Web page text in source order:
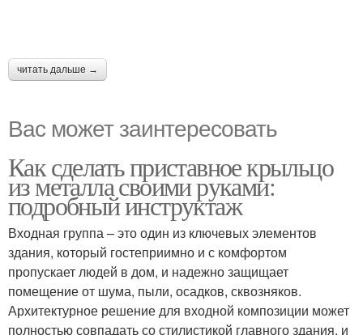
читать дальше →
Вас может заинтересовать
Как сделать приставное крыльцо
из металла своими руками:
подробный инструктаж
Входная группа – это один из ключевых элементов
здания, который гостеприимно и с комфортом
пропускает людей в дом, и надежно защищает
помещение от шума, пыли, осадков, сквозняков.
Архитектурное решение для входной композиции может
полностью совпадать со стилистикой главного здания, и